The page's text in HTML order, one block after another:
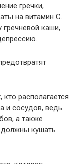
гречки,
на витамин С.
гречневой каши,
располагается
и сосудов, ведь
а также
должны кушать